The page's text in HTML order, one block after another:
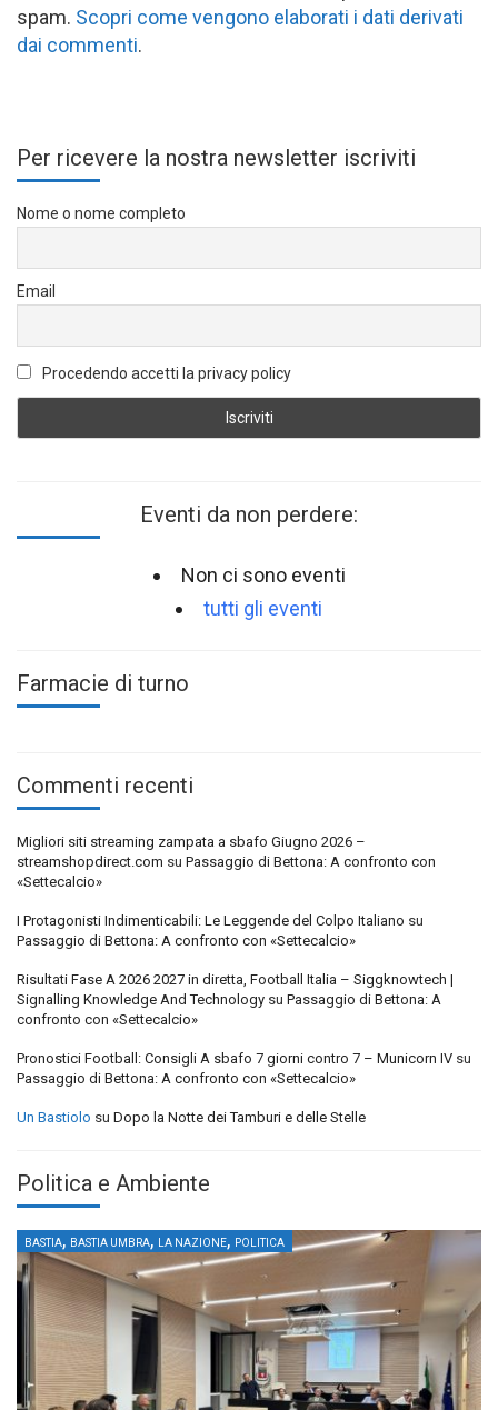
spam. Scopri come vengono elaborati i dati derivati
dai commenti.
Per ricevere la nostra newsletter iscriviti
Nome o nome completo
Email
Procedendo accetti la privacy policy
Eventi da non perdere:
Non ci sono eventi
tutti gli eventi
Farmacie di turno
Commenti recenti
Migliori siti streaming zampata a sbafo Giugno 2026 –
streamshopdirect.com su Passaggio di Bettona: A confronto con
«Settecalcio»
I Protagonisti Indimenticabili: Le Leggende del Colpo Italiano su
Passaggio di Bettona: A confronto con «Settecalcio»
Risultati Fase A 2026 2027 in diretta, Football Italia – Siggknowtech |
Signalling Knowledge And Technology su Passaggio di Bettona: A
confronto con «Settecalcio»
Pronostici Football: Consigli A sbafo 7 giorni contro 7 – Municorn IV su
Passaggio di Bettona: A confronto con «Settecalcio»
Un Bastiolo su Dopo la Notte dei Tamburi e delle Stelle
Politica e Ambiente
BASTIA, BASTIA UMBRA, LA NAZIONE, POLITICA